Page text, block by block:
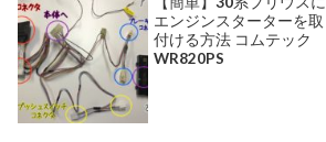
エンジンスターターを取
付ける方法 コムテック
WR820PS